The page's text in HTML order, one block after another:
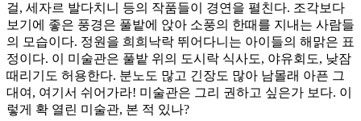
걸, 세자르 발다치니 등의 작품들이 경연을 펼친다. 조각보다
보기에 좋은 풍경은 풀밭에 앉아 소풍의 한때를 지내는 사람들
의 모습이다. 정원을 희희낙락 뛰어다니는 아이들의 해맑은 표
정이다. 이 미술관은 풀밭 위의 도시락 식사도, 야유회도, 낮잠
때리기도 허용한다. 분노도 많고 긴장도 많아 남몰래 아픈 그
대여, 여기서 쉬어가라! 미술관은 그리 권하고 싶은가 보다. 이
렇게 확 열린 미술관, 본 적 있나?